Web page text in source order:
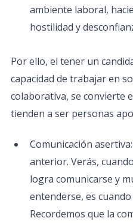
ambiente laboral,
hostilidad y
Por ello, el tener un
capacidad de trabajar en
colaborativa, se convierte
tienden a ser personas
Comunicación
anterior. Verás,
logra comunicarse y
entenderse, es
Recordemos que la